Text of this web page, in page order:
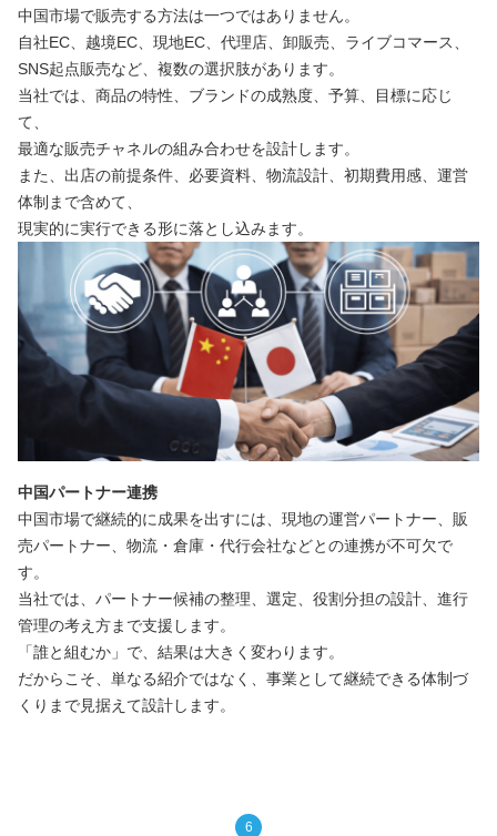
中国市場で販売する方法は一つではありません。
自社EC、越境EC、現地EC、代理店、卸販売、ライブコマース、
SNS起点販売など、複数の選択肢があります。
当社では、商品の特性、ブランドの成熟度、予算、目標に応じ
て、
最適な販売チャネルの組み合わせを設計します。
また、出店の前提条件、必要資料、物流設計、初期費用感、運営
体制まで含めて、
現実的に実行できる形に落とし込みます。
中国パートナー連携
中国市場で継続的に成果を出すには、現地の運営パートナー、販
売パートナー、物流・倉庫・代行会社などとの連携が不可欠で
す。
当社では、パートナー候補の整理、選定、役割分担の設計、進行
管理の考え方まで支援します。
「誰と組むか」で、結果は大きく変わります。
だからこそ、単なる紹介ではなく、事業として継続できる体制づ
くりまで見据えて設計します。
6